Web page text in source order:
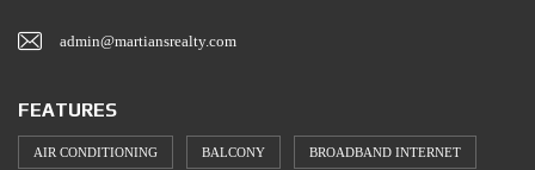
admin@martiansrealty.com
FEATURES
AIR CONDITIONING BALCONY BROADBAND INTERNET